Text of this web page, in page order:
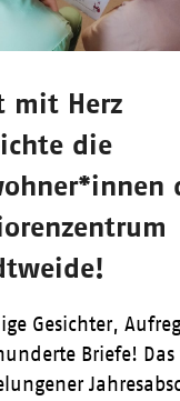
mit Herz
die
Gesichter,
Briefe! Das